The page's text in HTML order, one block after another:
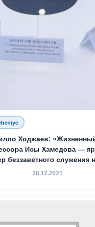
Ходжаев:
Исы Хамедова —
беззаветного служения
и воспитанию молодого
28.12.2021